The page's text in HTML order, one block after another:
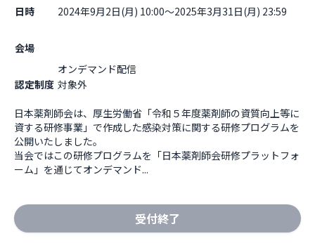
日時 2024年9月2日(月) 10:00～2025年3月31日(月) 23:59
会場
オンデマンド配信
認定制度 対象外
日本薬剤師会は、厚生労働省「令和５年度薬剤師の資質向上等に
資する研修事業」で作成した感染対策に関する研修プログラムを
公開いたしました。
当会ではこの研修プログラムを「日本薬剤師会研修プラットフォ
ーム」を通じてオンデマンド...
受付終了